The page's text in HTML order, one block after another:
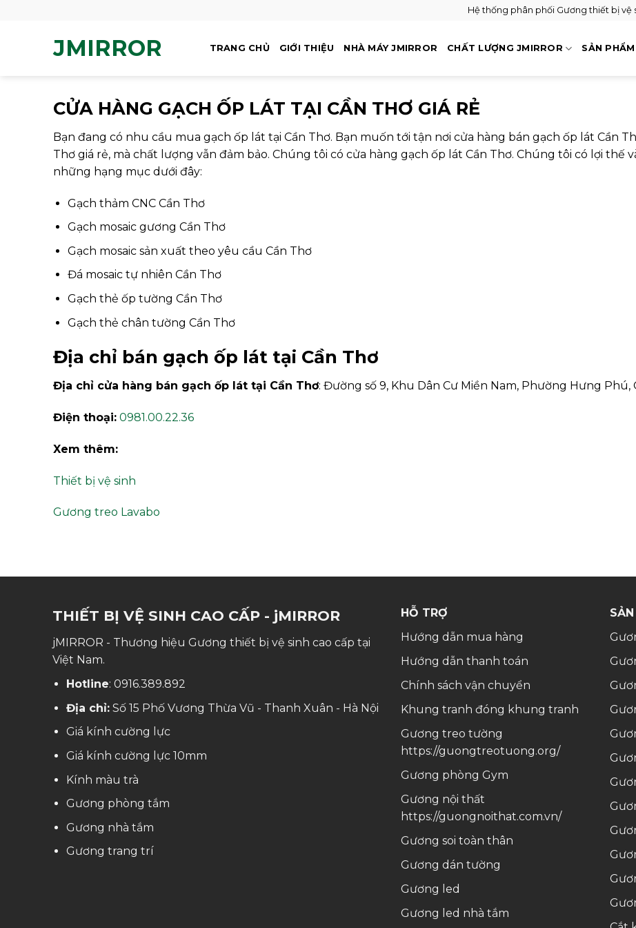
Hệ thống phân phối Gương thiết bị vệ
JMIRROR TRANG CHỦ GIỚI THIỆU NHÀ MÁY JMIRROR CHẤT LƯỢNG JMIRROR SẢN PHẨM
CỬA HÀNG GẠCH ỐP LÁT TẠI CẦN THƠ GIÁ RẺ
Bạn đang có nhu cầu mua gạch ốp lát tại Cần Thơ. Bạn muốn tới tận nơi cửa hàng bán gạch ốp lát Cần
Thơ giá rẻ, mà chất lượng vẫn đảm bảo. Chúng tôi có cửa hàng gạch ốp lát Cần Thơ. Chúng tôi có lợi thế
những hạng mục dưới đây:
Gạch thảm CNC Cần Thơ
Gạch mosaic gương Cần Thơ
Gạch mosaic sản xuất theo yêu cầu Cần Thơ
Đá mosaic tự nhiên Cần Thơ
Gạch thẻ ốp tường Cần Thơ
Gạch thẻ chân tường Cần Thơ
Địa chỉ bán gạch ốp lát tại Cần Thơ
Địa chỉ cửa hàng bán gạch ốp lát tại Cần Thơ: Đường số 9, Khu Dân Cư Miền Nam, Phường Hưng
Điện thoại: 0981.00.22.36
Xem thêm:
Thiết bị vệ sinh
Gương treo Lavabo
THIẾT BỊ VỆ SINH CAO CẤP - jMIRROR
jMIRROR - Thương hiệu Gương thiết bị vệ sinh cao cấp tại
Việt Nam.
Hotline:0916.389.892
Địa chỉ: Số 15 Phố Vương Thừa Vũ - Thanh Xuân - Hà Nội
Giá kính cường lực
Giá kính cường lực 10mm
Kính màu trà
Gương phòng tắm
Gương nhà tắm
Gương trang trí
HỖ TRỢ
Hướng dẫn mua hàng
Hướng dẫn thanh toán
Chính sách vận chuyển
Khung tranh đóng khung tranh
Gương treo tường
https://guongtreotuong.org/
Gương phòng Gym
Gương nội thất
https://guongnoithat.com.vn/
Gương soi toàn thân
Gương dán tường
Gương led
Gương led nhà tắm